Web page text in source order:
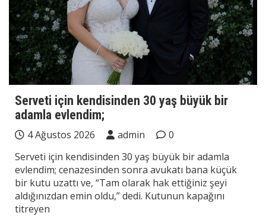
Serveti için kendisinden 30 yaş büyük bir
adamla evlendim;
4 Ağustos 2026 admin
0
Serveti için kendisinden 30 yaş büyük bir adamla
evlendim; cenazesinden sonra avukatı bana küçük
bir kutu uzattı ve, “Tam olarak hak ettiğiniz şeyi
aldığınızdan emin oldu,” dedi. Kutunun kapağını
titreyen